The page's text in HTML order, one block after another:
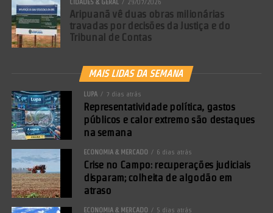
CIDADES & GERAL 29/07/2026
Aripuanã vê duas obras milionárias
travadas por decisões da Justiça e do
Tribunal de Contas
MAIS LIDAS DA SEMANA
LUPA 7 dias atrás
Representatividade política, gastos
públicos e calor extremo são destaques
na semana
ECONOMIA & MERCADO 6 dias atrás
Crise no Campo: recuperações judiciais
disparam; colheita de algodão em
atraso
ECONOMIA & MERCADO 5 dias atrás